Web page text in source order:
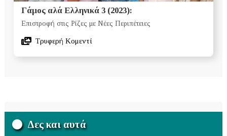
Γάμος αλά Ελληνικά 3 (2023):
Επιστροφή στις Ρίζες με Νέες Περιπέτειες
Τρυφερή Κομεντί
Δες και αυτά